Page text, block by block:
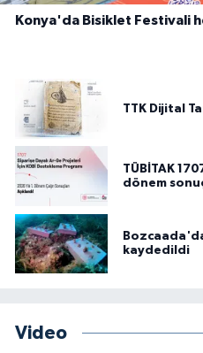
Konya'da Bisiklet Festivali
TTK Dijital
TÜBİTAK
dönem
kaydedildi
Video